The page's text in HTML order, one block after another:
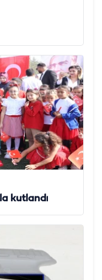
kutlandı